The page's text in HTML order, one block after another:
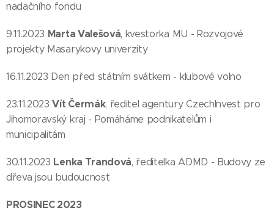
nadačního fondu
9.11.2023 Marta Valešová, kvestorka MU - Rozvojové
projekty Masarykovy univerzity
16.11.2023 Den před státním svátkem - klubové volno
23.11.2023Vít Čermák, ředitel agentury CzechInvest pro
Jihomoravský kraj - Pomáháme podnikatelům i
municipalitám
30.11.2023 Lenka Trandová, ředitelka ADMD - Budovy ze
dřeva jsou budoucnost
PROSINEC 2023